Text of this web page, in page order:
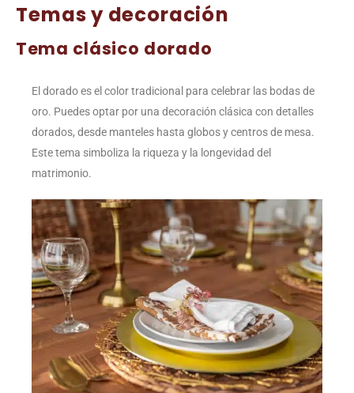
Temas y decoración
Tema clásico dorado
El dorado es el color tradicional para celebrar las bodas de
oro. Puedes optar por una decoración clásica con detalles
dorados, desde manteles hasta globos y centros de mesa.
Este tema simboliza la riqueza y la longevidad del
matrimonio.